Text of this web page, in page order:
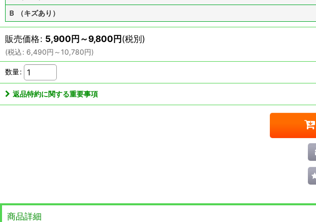
Ｂ （キズあり）
販売価格: 5,900円～9,800円(税別)
(税込: 6,490円 ～10,780円)
数量:
返品特約に関する重要事項
商品詳細